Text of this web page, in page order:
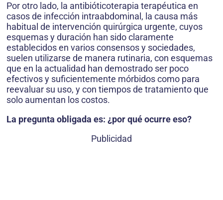
Por otro lado, la antibióticoterapia terapéutica en
casos de infección intraabdominal, la causa más
habitual de intervención quirúrgica urgente, cuyos
esquemas y duración han sido claramente
establecidos en varios consensos y sociedades,
suelen utilizarse de manera rutinaria, con esquemas
que en la actualidad han demostrado ser poco
efectivos y suficientemente mórbidos como para
reevaluar su uso, y con tiempos de tratamiento que
solo aumentan los costos.
La pregunta obligada es: ¿por qué ocurre eso?
Publicidad